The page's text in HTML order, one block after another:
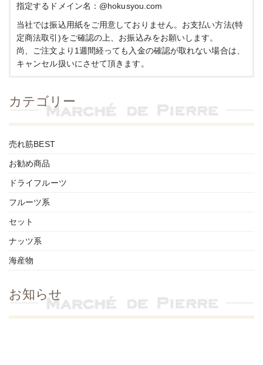
指定するドメイン名：@hokusyou.com
当社では振込用紙をご用意しておりません。お支払い方法(特
定商法取引)をご確認の上、お振込みをお願いします。
尚、ご注文より1週間経っても入金の確認が取れない場合は、
キャンセル扱いにさせて頂きます。
カテゴリー
売れ筋BEST
お勧め商品
ドライフルーツ
フルーツ系
セット
ナッツ系
海産物
お知らせ